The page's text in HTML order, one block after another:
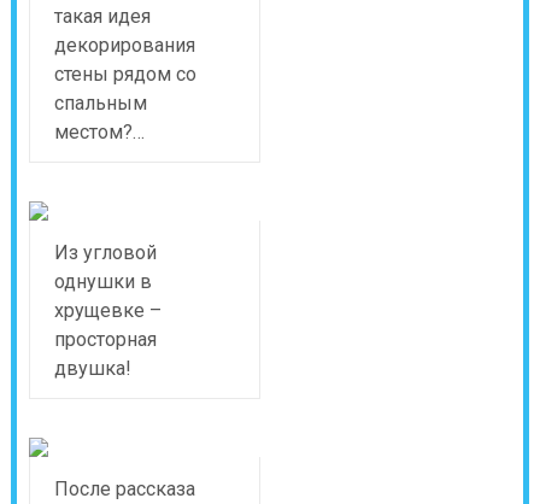
такая идея
декорирования
стены рядом со
спальным
местом?…
Из угловой
однушки в
хрущевке –
просторная
двушка!
После рассказа